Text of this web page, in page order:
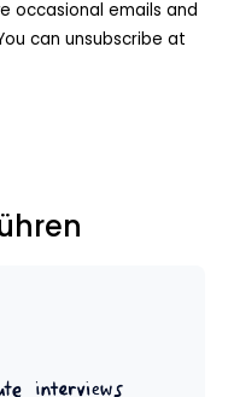
occasional emails and
can unsubscribe at